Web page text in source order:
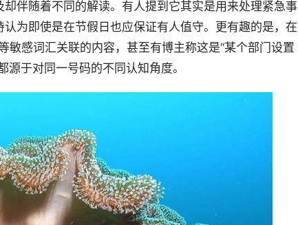
伴随着不同的解读。有人提到它其实是用来处理紧急事
为即使是在节假日也应保证有人值守。更有趣的是，在
敏感词汇关联的内容，甚至有博主称这是“某个部门设置
于对同一号码的不同认知角度。